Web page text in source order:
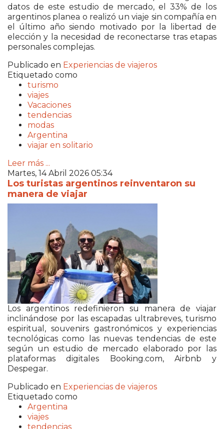
datos de este estudio de mercado, el 33% de los
argentinos planea o realizó un viaje sin compañía en
el último año siendo motivado por la libertad de
elección y la necesidad de reconectarse tras etapas
personales complejas.
Publicado en Experiencias de viajeros
Etiquetado como
turismo
viajes
Vacaciones
tendencias
modas
Argentina
viajar en solitario
Leer más ...
Martes, 14 Abril 2026 05:34
Los turistas argentinos reinventaron su
manera de viajar
Los argentinos redefinieron su manera de viajar
inclinándose por las escapadas ultrabreves, turismo
espiritual, souvenirs gastronómicos y experiencias
tecnológicas como las nuevas tendencias de este
según un estudio de mercado elaborado por las
plataformas digitales Booking.com, Airbnb y
Despegar.
Publicado en Experiencias de viajeros
Etiquetado como
Argentina
viajes
tendencias